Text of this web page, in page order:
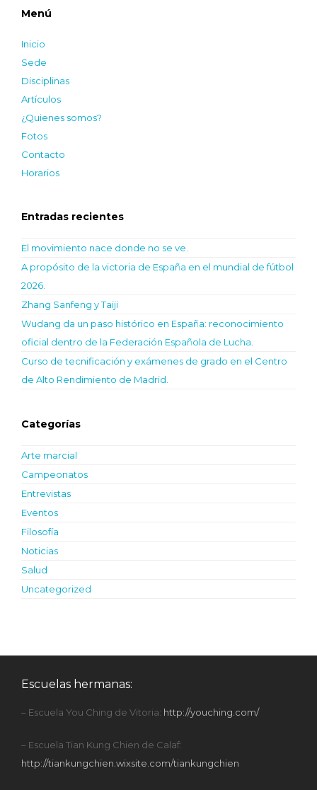
Menú
Inicio
Sede
Disciplinas
Artículos
¿Quienes somos?
Fotos
Contacto
Horarios
Entradas recientes
El movimiento nace donde no se ve.
A propósito de la victoria de España en el mundial de fútbol
2026.
Zhang Sanfeng y Taiji
Wudang da un paso histórico en España: reconocimiento
oficial dentro de la Federación Española de Lucha.
Curso de tecnificación y exámenes de grado en el Centro
de Alto Rendimiento de Madrid.
Categorías
Arte marcial
Campeonatos
Entrevistas
Eventos
Filosofía
Noticias
Salud
Uncategorized
Escuelas hermanas:
– Escuela You Ching de Vitoria: http://youching.com/
– Escuela Tian Kung Chien de Calaf:
http://tiankungchien.wixsite.com/tiankungchien